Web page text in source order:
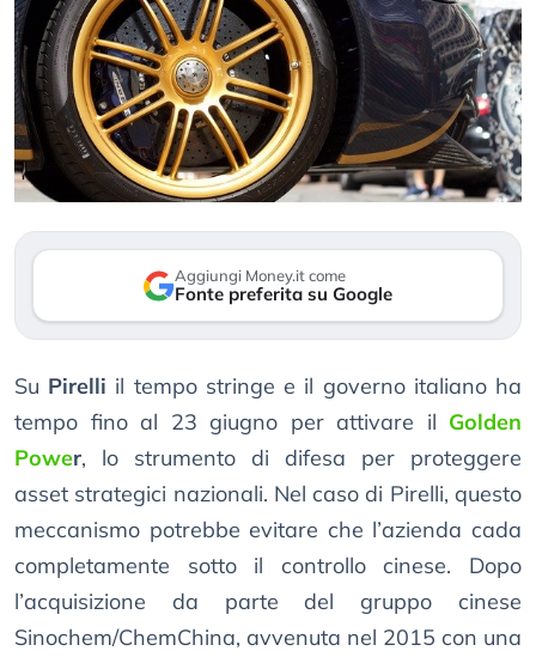
Aggiungi Money.it come
Fonte preferita su Google
Su Pirelli il tempo stringe e il governo italiano ha
tempo fino al 23 giugno per attivare il Golden
Power, lo strumento di difesa per proteggere
asset strategici nazionali. Nel caso di Pirelli, questo
meccanismo potrebbe evitare che l’azienda cada
completamente sotto il controllo cinese. Dopo
l’acquisizione da parte del gruppo cinese
Sinochem/ChemChina, avvenuta nel 2015 con una